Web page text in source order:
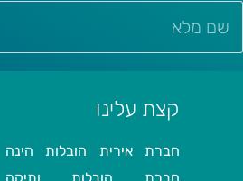
קצת עלינו
חברת אירית הובלות הינה